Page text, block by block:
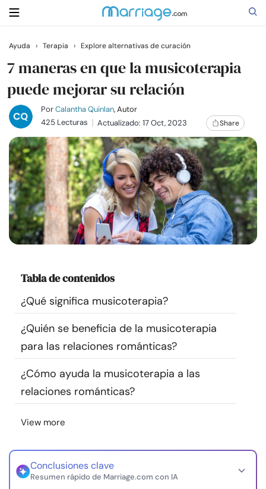
Buscar
Casarse
Relaciones
Familia
Ayuda
Cursos
Recursos
Comunidad
Encuentra un terapeuta
Idioma
Sobre nosotros
© Copyright 2026. Todos los derechos reservados.
Ayuda › Terapia › Explore alternativas de curación
7 maneras en que la musicoterapia
puede mejorar su relación
PorCalantha Quinlan, Autor
425 Lecturas
Actualizado: 17 Oct, 2023 Share
Tabla de contenidos
¿Qué significa musicoterapia?
¿Quién se beneficia de la musicoterapia
para las relaciones románticas?
¿Cómo ayuda la musicoterapia a las
relaciones románticas?
View more
Conclusiones clave
Resumen rápido de Marriage.com con IA